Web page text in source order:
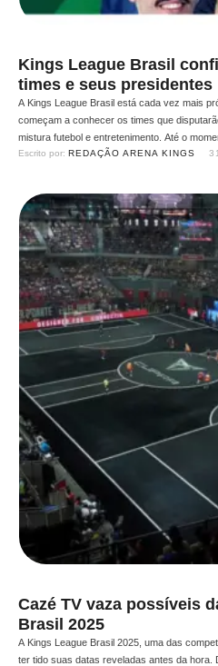
Kings League Brasil
times e seus presidentes
A Kings League Brasil está cada vez mais
começam a conhecer os times que
mistura futebol e entretenimento. Até o
reveladas, trazendo nomes de peso do
Escrito por: REDAÇÃO ARENA KINGS
Cazé TV vaza possíveis
Brasil 2025
A Kings League Brasil 2025, uma das
ter tido suas datas reveladas antes da